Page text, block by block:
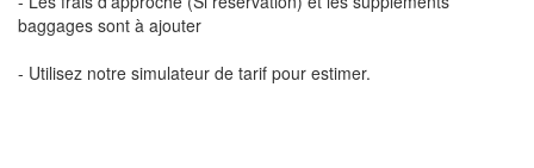
baggages sont à ajouter
- Utilisez notre simulateur de tarif pour estimer.